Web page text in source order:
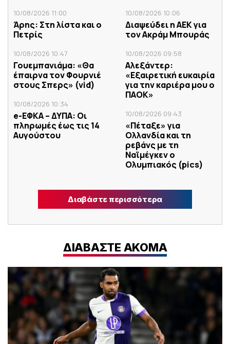
10/08/2026 11:00
Άρης: Στη λίστα και ο
Πετρίς
10/08/2026 10:47
Γουεμπανιάμα: «Θα
έπαιρνα τον Φουρνιέ
στους Σπερς» (vid)
10/08/2026 10:34
e-ΕΦΚΑ – ΔΥΠΑ: Οι
πληρωμές έως τις 14
Αυγούστου
10/08/2026 10:06
Διαψεύδει η ΑΕΚ για
τον Ακράμ Μπουράς
10/08/2026 09:58
Αλεξάντερ:
«Εξαιρετική ευκαιρία
για την καριέρα μου ο
ΠΑΟΚ»
10/08/2026 09:43
«Πέταξε» για
Ολλανδία και τη
ρεβάνς με τη
Ναϊμέγκεν ο
Ολυμπιακός (pics)
Διαβάστε περισσότερα
ΔΙΑΒΑΣΤΕ ΑΚΟΜΑ